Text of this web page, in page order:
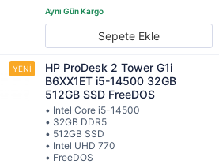
Sepete Ekle
HP ProDesk 2 Tower G1i
B6XX1ET i5-14500 32GB
512GB SSD FreeDOS
• Intel Core i5-14500
• 32GB DDR5
• 512GB SSD
• Intel UHD 770
• FreeDOS